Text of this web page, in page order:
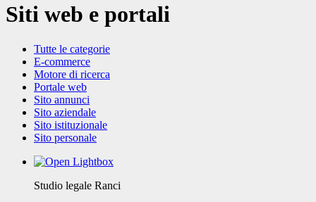
Siti web e portali
Tutte le categorie
E-commerce
Motore di ricerca
Portale web
Sito annunci
Sito aziendale
Sito istituzionale
Sito personale
Studio legale Ranci